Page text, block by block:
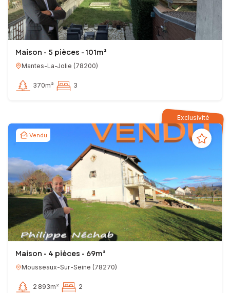
Maison - 5 pièces - 101m²
Mantes-La-Jolie (78200)
370m² 3
Exclusivité
Vendu
Maison - 4 pièces - 69m²
Mousseaux-Sur-Seine (78270)
2 893m² 2